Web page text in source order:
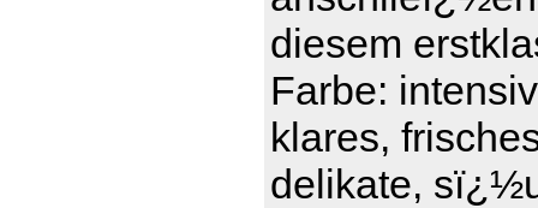
diesem
Farbe:
klares,
delikate,